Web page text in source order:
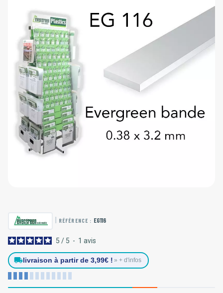
| RÉFÉRENCE : EG116
5 / 5 - 1 avis
local_shippinglivraison à partir de 3,99€ ! » + d'infos